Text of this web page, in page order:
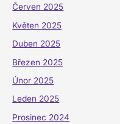
Červen 2025
Květen 2025
Duben 2025
Březen 2025
Únor 2025
Leden 2025
Prosinec 2024